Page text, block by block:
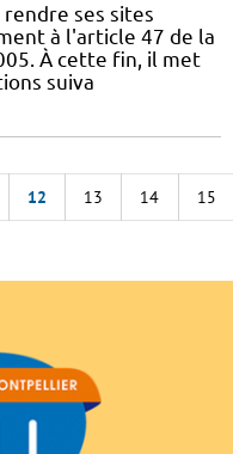
ses sites
à l'article 47 de la
À cette fin, il met
suiva
12 13 14 15